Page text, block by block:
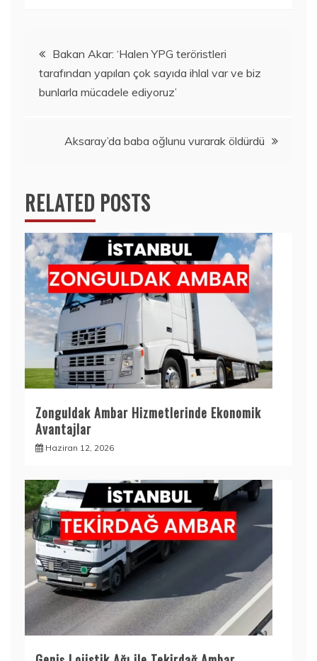
Yazı
gezinmesi
Bakan Akar: ‘Halen YPG teröristleri
tarafından yapılan çok sayıda ihlal var ve biz
bunlarla mücadele ediyoruz’
Aksaray’da baba oğlunu vurarak öldürdü
RELATED POSTS
Zonguldak Ambar Hizmetlerinde Ekonomik
Avantajlar
Haziran 12, 2026